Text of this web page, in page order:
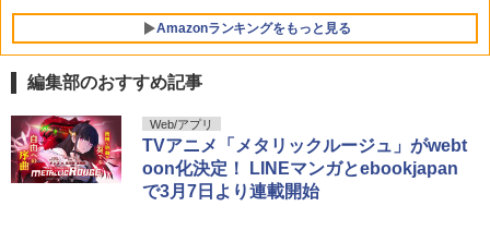
Amazonランキングをもっと見る
1 ビビビコミック 創刊記念号 ([実用品])
￥-
1 F.S.S. EPISODES of 40th MEMORIAL
￥3,630
1
日向坂46 藤嶌果歩 1st写真集 果実の歩
幅
￥2,640
編集部のおすすめ記事
Web/アプリ
TVアニメ「メタリックルージュ」がwebt
oon化決定！ LINEマンガとebookjapan
で3月7日より連載開始